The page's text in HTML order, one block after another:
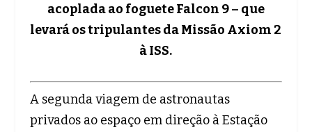
acoplada ao foguete Falcon 9 – que
levará os tripulantes da Missão Axiom 2
à ISS.
A segunda viagem de astronautas
privados ao espaço em direção à Estação